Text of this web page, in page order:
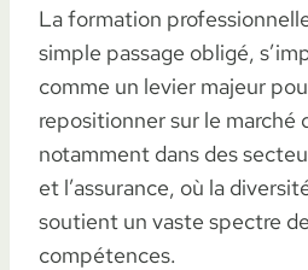
La formation
simple passage obligé,
comme un levier majeur
repositionner sur le marché
notamment dans des
et l’assurance, où la
soutient un vaste spectre
compétences.